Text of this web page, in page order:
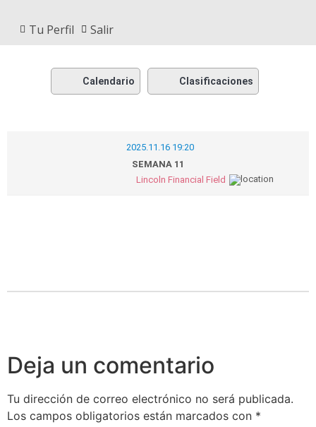
Tu Perfil Salir
Calendario Clasificaciones
2025.11.16 19:20
SEMANA 11
Lincoln Financial Field
Deja un comentario
Tu dirección de correo electrónico no será publicada.
Los campos obligatorios están marcados con *